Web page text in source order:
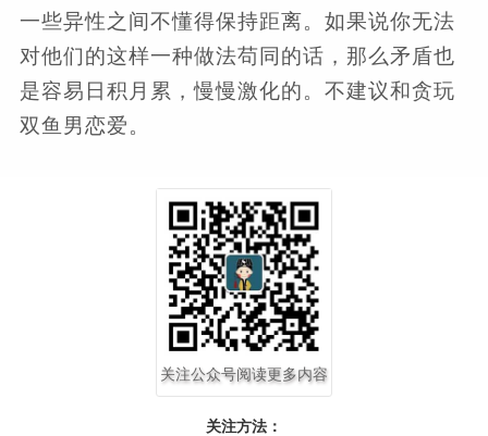
一些异性之间不懂得保持距离。如果说你无法
对他们的这样一种做法苟同的话，那么矛盾也
是容易日积月累，慢慢激化的。不建议和贪玩
双鱼男恋爱。
关注公众号阅读更多内容
关注方法：